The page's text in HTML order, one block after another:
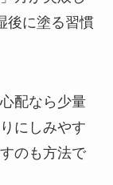
後に塗る習慣
配なら少量
にしみやす
のも方法で